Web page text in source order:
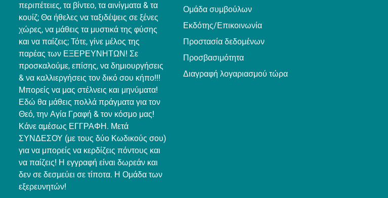
περιπέτειες, τα βίντεο, τα αινίγματα & τα
κουίζ; Θα ήθελες να ταξιδέψεις σε ξένες
χώρες, να μάθεις τα μυστικά της φύσης
και να παίζεις; Τότε, γίνε μέλος της
παρέας των ΕΞΕΡΕΥΝΗΤΩΝ! Σε
προσκαλούμε, επίσης, να δημιουργήσεις
& να καλλιεργήσεις τον δικό σου κήπο!!!
Μπορείς να μας στέλνεις και μηνύματα!
Εδώ θα μάθεις πολλά πράγματα για τον
Θεό, την Αγία Γραφή & τον κόσμο μας!
Κάνε αμέσως ΕΓΓΡΑΦΗ. Μετά
ΣΥΝΔΕΣΟΥ (με τους δύο Κωδικούς σου)
για να μπορείς να κερδίζεις πόντους και
να παίζεις! Η εγγραφή είναι δωρεάν και
δεν σε δεσμεύει σε τίποτα. Η Ομάδα των
εξερευνητών!
Ομάδα συμβούλων
Εκδότης/Επικοινωνία
Προστασία δεδομένων
Προσβασιμότητα
Διαγραφή λογαριασμού τώρα